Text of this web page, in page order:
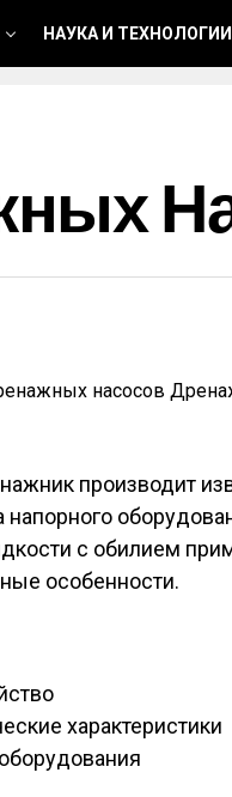
НАУКА И ТЕХНОЛОГИИ
производит
с обилием
особенности.
характеристики